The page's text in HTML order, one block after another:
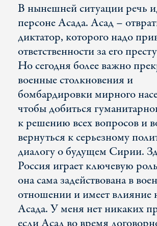
В нынешней ситуации речь
персоне Асада. Асад –
диктатор, которого надо
ответственности за его
Но сегодня более важно
военные столкновения и
бомбардировки мирного
чтобы добиться
к решению всех вопросов и
вернуться к серьезному
диалогу о будущем Сирии.
Россия играет ключевую
она сама задействована в
отношении и имеет влияние
Асада. У меня нет никаких